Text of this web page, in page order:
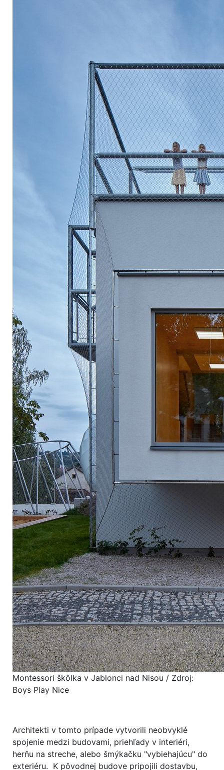
Montessori škôlka v Jablonci nad Nisou / Zdroj:
Boys Play Nice
Architekti v tomto prípade vytvorili neobvyklé
spojenie medzi budovami, priehľady v interiéri,
herňu na streche, alebo šmýkačku "vybiehajúcu" do
exteriéru. K pôvodnej budove pripojili dostavbu,